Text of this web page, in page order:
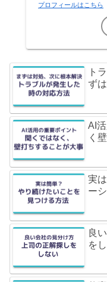
プロフィールはこちら
ト
ず
AI
く
実
ー
良
を